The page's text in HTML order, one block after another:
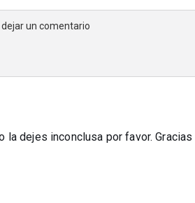
un comentario
la dejes inconclusa por favor. Gracias